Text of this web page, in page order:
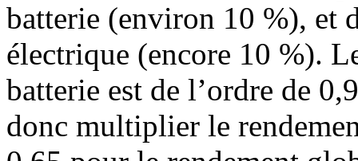
batterie (environ 10 %), et
électrique (encore 10 %).
batterie est de l’ordre de
donc multiplier le